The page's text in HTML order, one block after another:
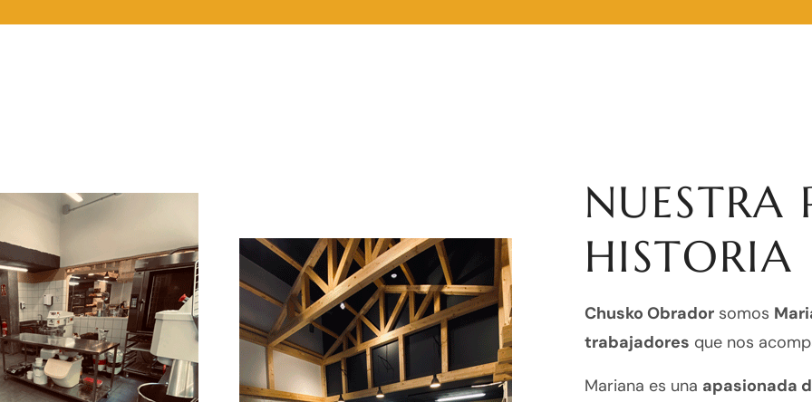
NUESTRA
HISTORIA
Chusko Obrador somos
trabajadores que nos
Mariana es una apasionada